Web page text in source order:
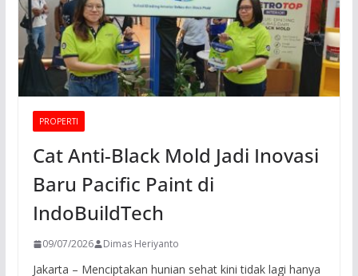
PROPERTI
Cat Anti-Black Mold Jadi Inovasi
Baru Pacific Paint di
IndoBuildTech
09/07/2026 Dimas Heriyanto
Jakarta – Menciptakan hunian sehat kini tidak lagi hanya